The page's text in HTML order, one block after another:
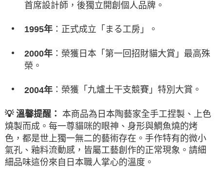
首席設計師，後獨立開創個人品牌。
1995年 ：正式成立「まる工房」。
2000年 ：榮獲日本「第一回招財貓大賞」最高殊
榮。
2004年 ：榮獲「九爐土干支競賽」特別大賞。
💡 溫馨提醒： 本商品為日本陶藝家全手工捏製、上色
燒製而成。每一尊貓咪的眼神、身形與鯛魚燒的烤
色，都是世上獨一無二的藝術存在。手作特有的微小
氣孔、釉料流動感，皆屬工藝創作的正常現象。請細
細品味這份來自日本職人掌心的溫度。